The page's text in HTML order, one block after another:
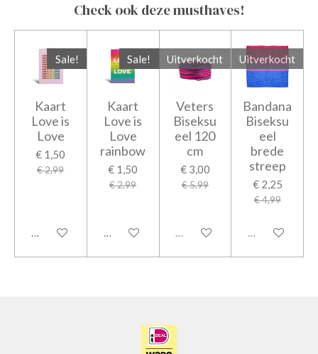
Check ook deze musthaves!
Sale!
Kaart
Love is
Love
€ 1,50
€ 2,99
In winkelwagen
Sale!
Kaart
Love is
Love
rainbow
€ 1,50
€ 2,99
In winkelwagen
Uitverkocht
Veters
Biseksu
eel 120
cm
€ 3,00
€ 5,99
Uitverkocht
Uitverkocht
Bandana
Biseksu
eel
brede
streep
€ 2,25
€ 4,99
Uitverkocht